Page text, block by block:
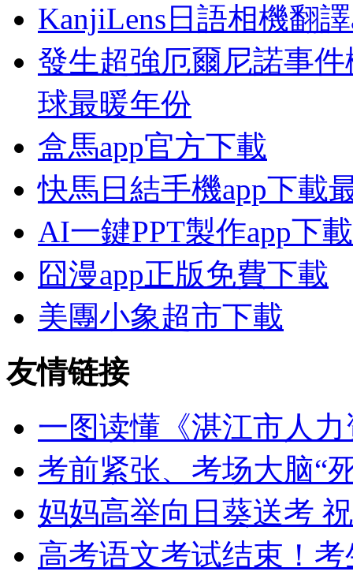
KanjiLens日語相機翻
發生超強厄爾尼諾事
球最暖年份
盒馬app官方下載
快馬日結手機app下載
AI一鍵PPT製作app下載
囧漫app正版免費下載
美團小象超市下載
友情链接
一图读懂《湛江市人
考前紧张、考场大脑“
妈妈高举向日葵送考
高考语文考试结束！